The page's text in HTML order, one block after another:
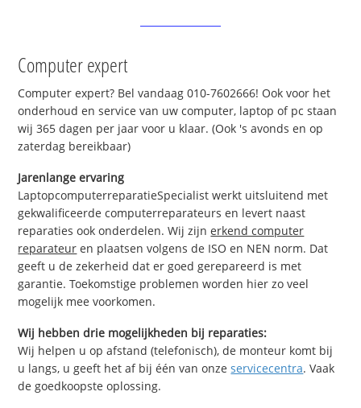
Computer expert
Computer expert? Bel vandaag 010-7602666! Ook voor het
onderhoud en service van uw computer, laptop of pc staan
wij 365 dagen per jaar voor u klaar. (Ook 's avonds en op
zaterdag bereikbaar)
Jarenlange ervaring
LaptopcomputerreparatieSpecialist werkt uitsluitend met
gekwalificeerde computerreparateurs en levert naast
reparaties ook onderdelen. Wij zijnerkend computer
reparateur en plaatsen volgens de ISO en NEN norm. Dat
geeft u de zekerheid dat er goed gerepareerd is met
garantie. Toekomstige problemen worden hier zo veel
mogelijk mee voorkomen.
Wij hebben drie mogelijkheden bij reparaties:
Wij helpen u op afstand (telefonisch), de monteur komt bij
u langs, u geeft het af bij één van onzeservicecentra. Vaak
de goedkoopste oplossing.